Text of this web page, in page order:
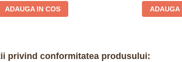
ADAUGA IN COS ADAUGA
privind conformitatea produsului: